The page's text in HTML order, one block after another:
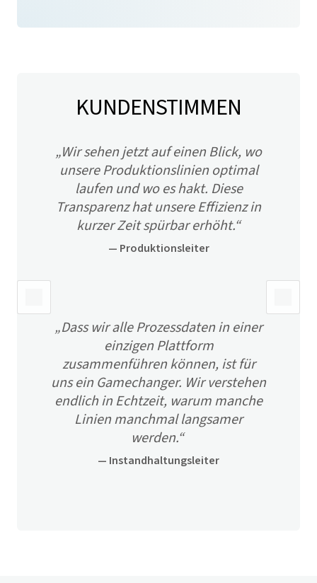
KUNDENSTIMMEN
„Wir sehen jetzt auf einen Blick, wo
unsere Produktionslinien optimal
laufen und wo es hakt. Diese
Transparenz hat unsere Effizienz in
kurzer Zeit spürbar erhöht.“
— Produktionsleiter
„Dass wir alle Prozessdaten in einer
einzigen Plattform
zusammenführen können, ist für
uns ein Gamechanger. Wir verstehen
endlich in Echtzeit, warum manche
Linien manchmal langsamer
werden.“
— Instandhaltungsleiter